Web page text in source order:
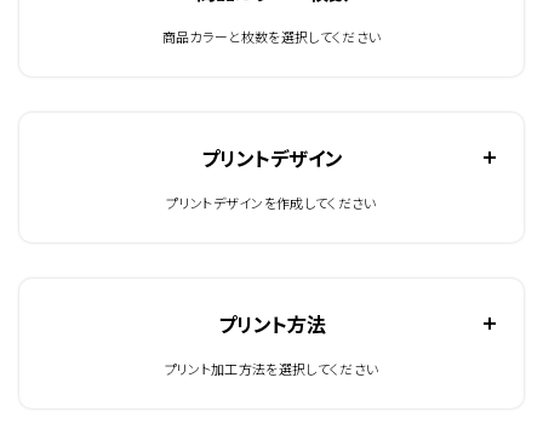
商品カラーと枚数を選択してください
プリントデザイン
プリントデザインを作成してください
プリント方法
プリント加工方法を選択してください